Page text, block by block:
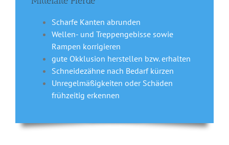
Scharfe Kanten abrunden
Wellen- und Treppengebisse sowie
Rampen korrigieren
gute Okklusion herstellen bzw. erhalten
Schneidezähne nach Bedarf kürzen
Unregelmäßigkeiten oder Schäden
frühzeitig erkennen